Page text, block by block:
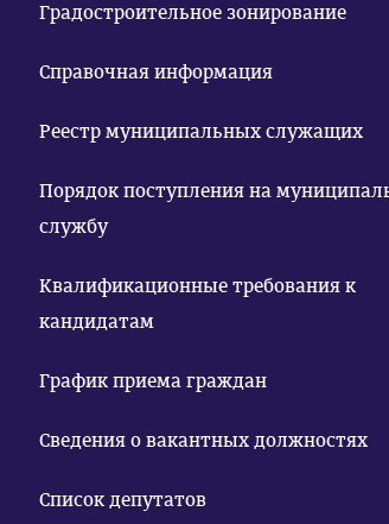
Градостроительное зонирование
Справочная информация
Реестр муниципальных служащих
Порядок поступления на
службу
Квалификационные требования к
кандидатам
График приема граждан
Сведения о вакантных должностях
Список депутатов